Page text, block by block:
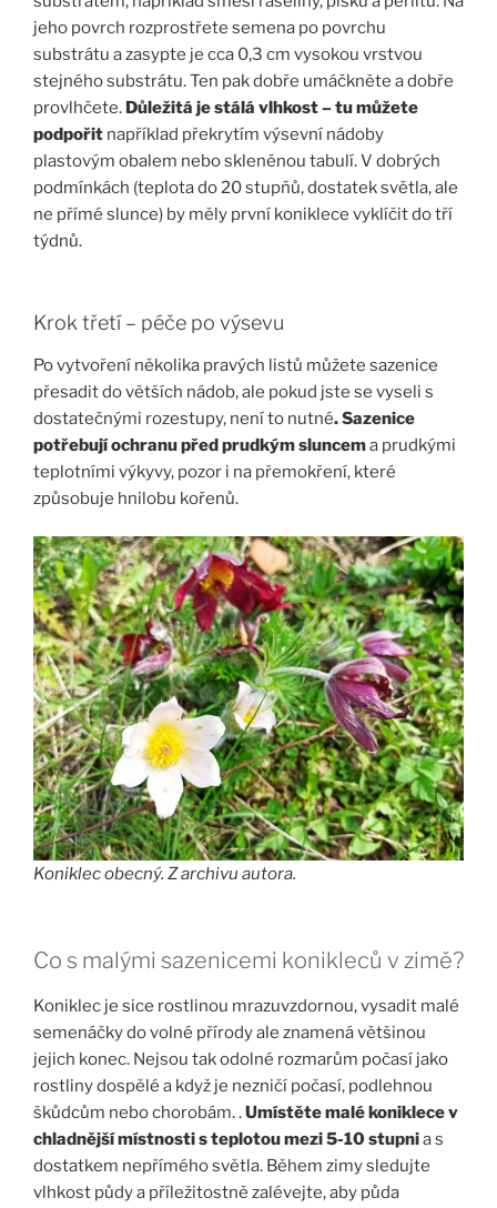
jeho povrch rozprostřete semena po povrchu
substrátu a zasypte je cca 0,3 cm vysokou vrstvou
stejného substrátu. Ten pak dobře umáčkněte a dobře
provlhčete. Důležitá je stálá vlhkost – tu můžete
podpořit například překrytím výsevní nádoby
plastovým obalem nebo skleněnou tabulí. V dobrých
podmínkách (teplota do 20 stupňů, dostatek světla, ale
ne přímé slunce) by měly první koniklece vyklíčit do tří
týdnů.
Krok třetí – péče po výsevu
Po vytvoření několika pravých listů můžete sazenice
přesadit do větších nádob, ale pokud jste se vyseli s
dostatečnými rozestupy, není to nutné. Sazenice
potřebují ochranu před prudkým sluncema prudkými
teplotními výkyvy, pozor i na přemokření, které
způsobuje hnilobu kořenů.
Koniklec obecný. Z archivu autora.
Co s malými sazenicemi konikleců v zimě?
Koniklec je sice rostlinou mrazuvzdornou, vysadit malé
semenáčky do volné přírody ale znamená většinou
jejich konec. Nejsou tak odolné rozmarům počasí jako
rostliny dospělé a když je nezničí počasí, podlehnou
škůdcům nebo chorobám. .Umístěte malé koniklece v
chladnější místnosti s teplotou mezi 5-10 stupnia s
dostatkem nepřímého světla. Během zimy sledujte
vlhkost půdy a příležitostně zalévejte, aby půda